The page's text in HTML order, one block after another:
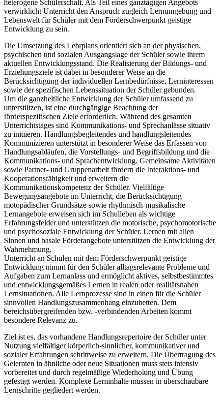
heterogene Schülerschaft. Als Teil eines ganztägigen Angebots
verwirklicht Unterricht den Anspruch zugleich Lernumgebung und
Lebenswelt für Schüler mit dem Förderschwerpunkt geistige
Entwicklung zu sein.
Die Umsetzung des Lehrplans orientiert sich an der physischen,
psychischen und sozialen Ausgangslage der Schüler sowie ihrem
aktuellen Entwicklungsstand. Die Realisierung der Bildungs- und
Erziehungsziele ist dabei in besonderer Weise an die
Berücksichtigung der individuellen Lernbedürfnisse, Lerninteressen
sowie der spezifischen Lebenssituation der Schüler gebunden.
Um die ganzheitliche Entwicklung der Schüler umfassend zu
unterstützen, ist eine durchgängige Beachtung der
förderspezifischen Ziele erforderlich. Während des gesamten
Unterrichtstages sind Kommunikations- und Sprechanlässe situativ
zu initiieren. Handlungsbegleitendes und handlungsleitendes
Kommunizieren unterstützt in besonderer Weise das Erfassen von
Handlungsabläufen, die Vorstellungs- und Begriffsbildung und die
Kommunikations- und Sprachentwicklung. Gemeinsame Aktivitäten
sowie Partner- und Gruppenarbeit fördern die Interaktions- und
Kooperationsfähigkeit und erweitern die
Kommunikationskompetenz der Schüler. Vielfältige
Bewegungsangebote im Unterricht, die Berücksichtigung
motopädischer Grundsätze sowie rhythmisch-musikalische
Lernangebote erweisen sich im Schulleben als wichtige
Erfahrungsfelder und unterstützen die motorische, psychomotorische
und psychosoziale Entwicklung der Schüler. Lernen mit allen
Sinnen und basale Förderangebote unterstützen die Entwicklung der
Wahrnehmung.
Unterricht an Schulen mit dem Förderschwerpunkt geistige
Entwicklung nimmt für den Schüler alltagsrelevante Probleme und
Aufgaben zum Lernanlass und ermöglicht aktives, selbstbestimmtes
und entwicklungsgemäßes Lernen in realen oder realitätsnahen
Lernsituationen. Alle Lernprozesse sind in einen für die Schüler
sinnvollen Handlungszusammenhang einzubetten. Dem
bereichsübergreifenden bzw. -verbindenden Arbeiten kommt
besondere Relevanz zu.
Ziel ist es, das vorhandene Handlungsrepertoire der Schüler unter
Nutzung vielfältiger körperlich-sinnlicher, kommunikativer und
sozialer Erfahrungen schrittweise zu erweitern. Die Übertragung des
Gelernten in ähnliche oder neue Situationen muss stets intensiv
vorbereitet und durch regelmäßige Wiederholung und Übung
gefestigt werden. Komplexe Lerninhalte müssen in überschaubare
Lernschritte gegliedert werden.